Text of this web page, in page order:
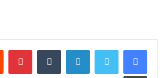
لينكدإن
طباعة